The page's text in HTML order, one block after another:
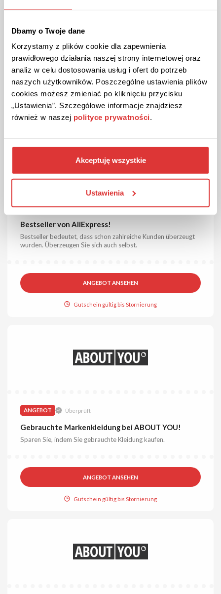
Dbamy o Twoje dane
Korzystamy z plików cookie dla zapewnienia
prawidłowego działania naszej strony internetowej oraz
analiz w celu dostosowania usług i ofert do potrzeb
naszych użytkowników. Poszczególne ustawienia plików
cookies możesz zmieniać po kliknięciu przycisku
„Ustawienia”. Szczegółowe informacje znajdziesz
również w naszej polityce prywatności.
Akceptuję wszystkie
Ustawienia
Sehen Sie sich die Neuheiten an die AVON zu bieten hat, wie
z.B. Kosmetik, Schmuck und Mode.
ANGEBOT ANSEHEN
Gutschein gültig bis Stornierung
ANGEBOT Überprüft
Bestseller von AliExpress!
Bestseller bedeutet, dass schon zahlreiche Kunden überzeugt
wurden. Überzeugen Sie sich auch selbst.
ANGEBOT ANSEHEN
Gutschein gültig bis Stornierung
ANGEBOT Überprüft
Gebrauchte Markenkleidung bei ABOUT YOU!
Sparen Sie, indem Sie gebrauchte Kleidung kaufen.
ANGEBOT ANSEHEN
Gutschein gültig bis Stornierung